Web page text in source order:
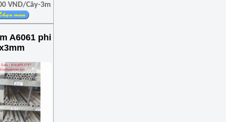
VND/Cây-3m
A6061 phi